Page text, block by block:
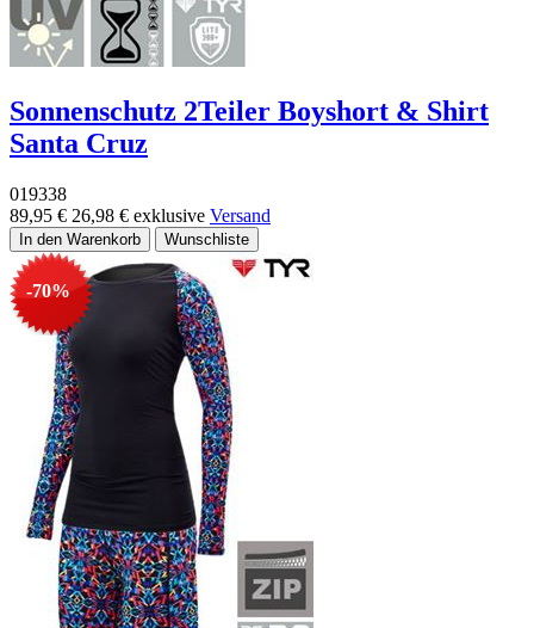
Sonnenschutz 2Teiler Boyshort & Shirt
Santa Cruz
019338
89,95 € 26,98 € exklusive Versand
-70%